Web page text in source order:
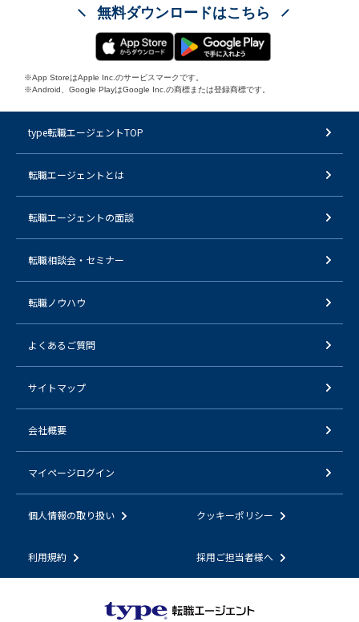
無料ダウンロードはこちら
※App StoreはApple Inc.のサービスマークです。
※Android、Google PlayはGoogle Inc.の商標または登録商標です。
type転職エージェントTOP
転職エージェントとは
転職エージェントの面談
転職相談会・セミナー
転職ノウハウ
よくあるご質問
サイトマップ
会社概要
マイページログイン
個人情報の取り扱い クッキーポリシー
利用規約 採用ご担当者様へ